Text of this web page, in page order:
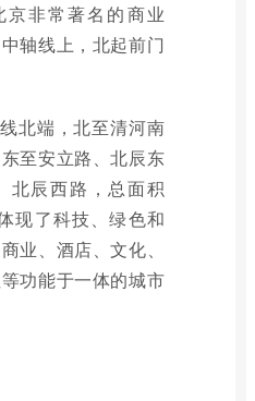
京非常著名的商业
轴线上，北起前门
北端，北至清河南
至安立路、北辰东
北辰西路，总面积
现了科技、绿色和
业、酒店、文化、
功能于一体的城市